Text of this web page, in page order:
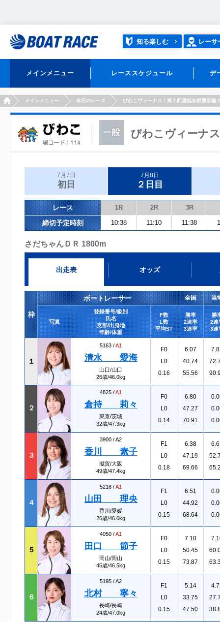
知る楽しむ レーサ
メインメニュー レーススケジュール デ
HOMEメインメニュー 本日のレース びわこヴィーナス！第７回酒処京都新京極
びわこヴィーナ
7月7日
初日
7月8日
２日目
レース 1R 2R 3R
締切予定時刻 10:38 11:10 11:38
さだちゃんＤＲ 1800m
出走表 オッズ
枠
ボートレーサー 全国 当
写真
登録番号/級別
氏名
支部/出身地
年齢/体重
F数
L数
平均ST
勝率
2連率
3連率
勝
2連
3連
１
5163 /A1
清水 愛海
山口/山口
26歳/46.0kg
F0
L0
0.16
6.07
40.74
55.56
２
4825 /A1
倉持 莉々
東京/茨城
32歳/47.3kg
F0
L0
0.14
6.80
47.27
70.91
３
3900 /A2
香川 素子
滋賀/大阪
49歳/47.4kg
F1
L0
0.18
6.38
47.19
69.66
４
5218 /A1
山田 理央
香川/愛媛
26歳/46.0kg
F1
L0
0.15
6.51
44.92
68.64
５
4050 /A1
田口 節子
岡山/岡山
45歳/46.5kg
F0
L0
0.15
7.10
50.45
73.87
６
5195 /A2
北村 寧々
長崎/長崎
24歳/47.0kg
F1
L0
0.15
5.14
33.75
47.50